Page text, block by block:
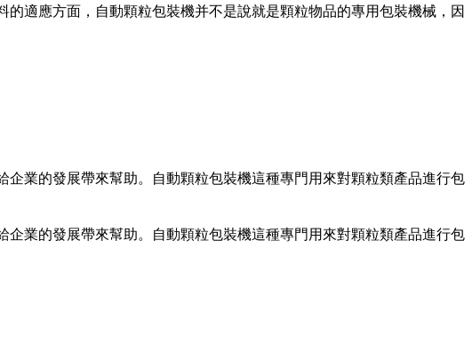
適應方面，自動顆粒包裝機并不是說就是顆粒物品的專用包裝機械，因
業的發展帶來幫助。自動顆粒包裝機這種專門用來對顆粒類產品進行包
業的發展帶來幫助。自動顆粒包裝機這種專門用來對顆粒類產品進行包